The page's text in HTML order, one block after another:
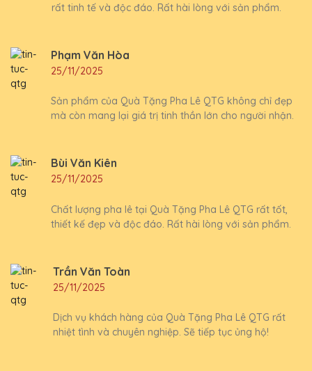
rất tinh tế và độc đáo. Rất hài lòng với sản phẩm.
Phạm Văn Hòa
25/11/2025
Sản phẩm của Quà Tặng Pha Lê QTG không chỉ đẹp
mà còn mang lại giá trị tinh thần lớn cho người nhận.
Bùi Văn Kiên
25/11/2025
Chất lượng pha lê tại Quà Tặng Pha Lê QTG rất tốt,
thiết kế đẹp và độc đáo. Rất hài lòng với sản phẩm.
Trần Văn Toàn
25/11/2025
Dịch vụ khách hàng của Quà Tặng Pha Lê QTG rất
nhiệt tình và chuyên nghiệp. Sẽ tiếp tục ủng hộ!